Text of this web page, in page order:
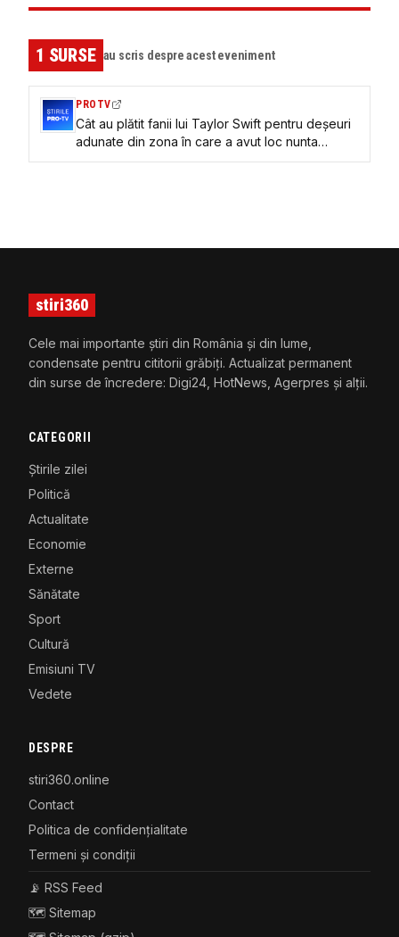
1 SURSE au scris despre acest eveniment
PROTV
Cât au plătit fanii lui Taylor Swift pentru deșeuri
adunate din zona în care a avut loc nunta
artistei cu Travis Kelce
stiri360
Cele mai importante știri din România și din lume,
condensate pentru cititorii grăbiți. Actualizat permanent
din surse de încredere: Digi24, HotNews, Agerpres și alții.
CATEGORII
Știrile zilei
Politică
Actualitate
Economie
Externe
Sănătate
Sport
Cultură
Emisiuni TV
Vedete
DESPRE
stiri360.online
Contact
Politica de confidențialitate
Termeni și condiții
📡 RSS Feed
🗺️ Sitemap